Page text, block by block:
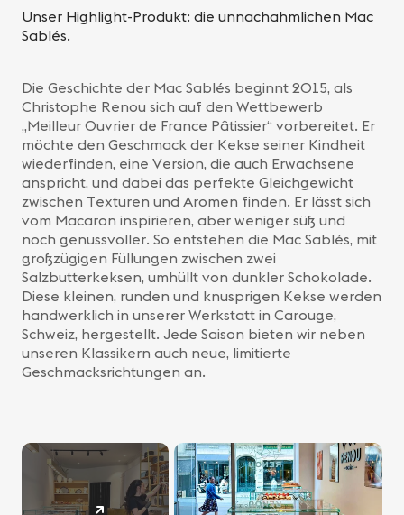
Unser Highlight-Produkt: die unnachahmlichen Mac
Sablés.
Die Geschichte der Mac Sablés beginnt 2015, als
Christophe Renou sich auf den Wettbewerb
„Meilleur Ouvrier de France Pâtissier“ vorbereitet. Er
möchte den Geschmack der Kekse seiner Kindheit
wiederfinden, eine Version, die auch Erwachsene
anspricht, und dabei das perfekte Gleichgewicht
zwischen Texturen und Aromen finden. Er lässt sich
vom Macaron inspirieren, aber weniger süß und
noch genussvoller. So entstehen die Mac Sablés, mit
großzügigen Füllungen zwischen zwei
Salzbutterkeksen, umhüllt von dunkler Schokolade.
Diese kleinen, runden und knusprigen Kekse werden
handwerklich in unserer Werkstatt in Carouge,
Schweiz, hergestellt. Jede Saison bieten wir neben
unseren Klassikern auch neue, limitierte
Geschmacksrichtungen an.